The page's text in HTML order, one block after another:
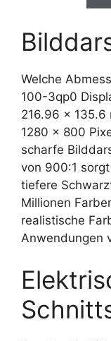
Welche
100-3qp0
216.96 x 135.6
1280 x 800
scharfe
von 900:1
tiefere
Millionen
realistische
Anwendungen